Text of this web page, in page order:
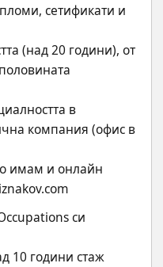
сетификати и
(над 20 години), от
в
компания (офис в
имам и онлайн
си
10 години стаж